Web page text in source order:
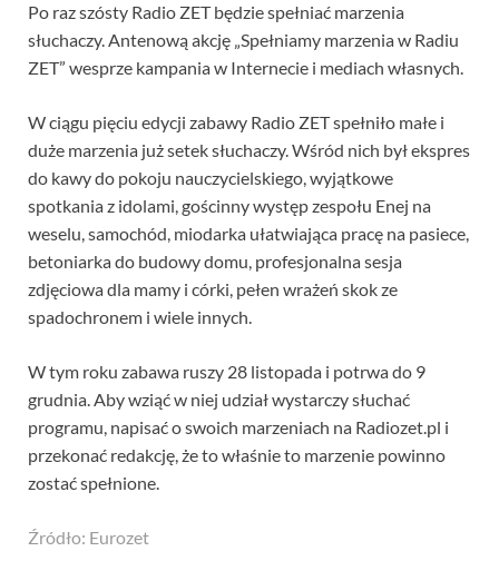
Po raz szósty Radio ZET będzie spełniać marzenia
słuchaczy. Antenową akcję „Spełniamy marzenia w Radiu
ZET” wesprze kampania w Internecie i mediach własnych.
W ciągu pięciu edycji zabawy Radio ZET spełniło małe i
duże marzenia już setek słuchaczy. Wśród nich był ekspres
do kawy do pokoju nauczycielskiego, wyjątkowe
spotkania z idolami, gościnny występ zespołu Enej na
weselu, samochód, miodarka ułatwiająca pracę na pasiece,
betoniarka do budowy domu, profesjonalna sesja
zdjęciowa dla mamy i córki, pełen wrażeń skok ze
spadochronem i wiele innych.
W tym roku zabawa ruszy 28 listopada i potrwa do 9
grudnia. Aby wziąć w niej udział wystarczy słuchać
programu, napisać o swoich marzeniach na Radiozet.pl i
przekonać redakcję, że to właśnie to marzenie powinno
zostać spełnione.
Źródło: Eurozet